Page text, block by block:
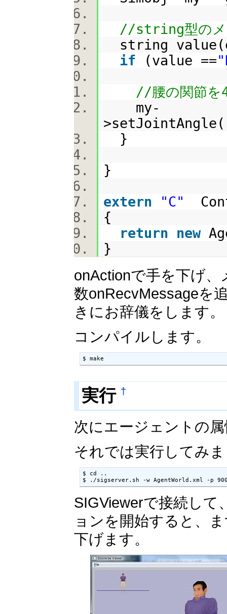
//string型のメ
string
if (value ==
//腰の関節を
my-
>setJointAngle(
}
}
extern
"C"
{
return
new
}
onActionで手を下げ
数onRecvMessageを
きにお辞儀をします。
コンパイルします。
$ make
実行 †
次にエージェントの
それでは実行してみ
$ cd ..
$ ./sigserver.sh -w AgentWorld.xml -p
SIGViewerで接続し
ョンを開始すると、
下げます。